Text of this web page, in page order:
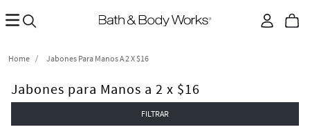
Jabones Para Manos A 2 X $16
Jabones para Manos a 2 x $16
FILTRAR